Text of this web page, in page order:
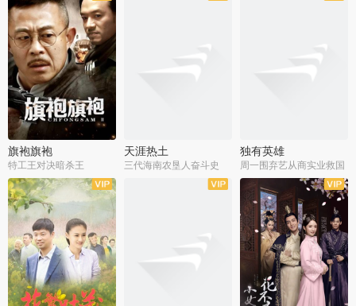
旗袍旗袍
特工王对决暗杀王
天涯热土
三代海南农垦人奋斗史
独有英雄
周一围弃艺从商实业救国
全34集
全51集